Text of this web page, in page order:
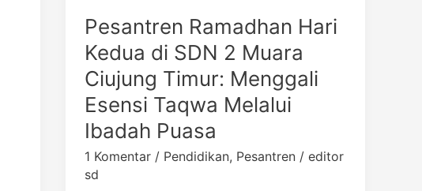
Pesantren Ramadhan Hari
Kedua di SDN 2 Muara
Ciujung Timur: Menggali
Esensi Taqwa Melalui
Ibadah Puasa
1 Komentar / Pendidikan, Pesantren /editor
sd